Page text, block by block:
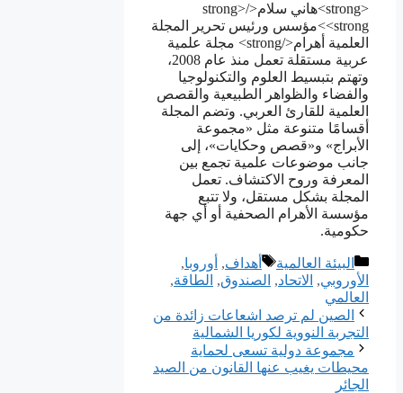
<strong>هاني سلام</strong>
<strong>مؤسس ورئيس تحرير المجلة
العلمية أهرام</strong> مجلة علمية
عربية مستقلة تعمل منذ عام 2008،
وتهتم بتبسيط العلوم والتكنولوجيا
والفضاء والظواهر الطبيعية والقصص
العلمية للقارئ العربي. وتضم المجلة
أقسامًا متنوعة مثل «مجموعة
الأبراج» و«قصص وحكايات»، إلى
جانب موضوعات علمية تجمع بين
المعرفة وروح الاكتشاف. تعمل
المجلة بشكل مستقل، ولا تتبع
مؤسسة الأهرام الصحفية أو أي جهة
حكومية.
التصنيفات
البيئة العالمية الوسوم
أهداف, أوروبا,
الأوروبي, ﺍﻻﺗﺤﺎﺩ, الصندوق, الطاقة,
ﺍﻟﻌﺎﻟﻤﻲ
الصين لم ترصد اشعاعات زائدة من
التجربة النووية لكوريا الشمالية
مجموعة دولية تسعى لحماية
محيطات يغيب عنها القانون من الصيد
الجائر